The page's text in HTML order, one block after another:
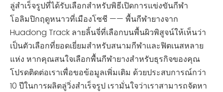
ลู่สำเร็จรูปที่ได้รับเลือกสำหรับพิธีเปิดการแข่งขันกีฬา
โอลิมปิกฤดูหนาวที่เมืองโซชี —— พื้นกีฬายางจาก
Huadong Track ลายลิ้นจี่ที่เลือกบนพื้นผิวพิสูจน์ให้เห็นว่า
เป็นตัวเลือกที่ยอดเยี่ยมสำหรับสนามกีฬาและฟิตเนสหลาย
แห่ง หากคุณสนใจเลือกพื้นกีฬายางสำหรับธุรกิจของคุณ
โปรดติดต่อเราเพื่อขอข้อมูลเพิ่มเติม ด้วยประสบการณ์กว่า
10 ปีในการผลิตลู่วิ่งสำเร็จรูป เรามั่นใจว่าเราสามารถจัดหา